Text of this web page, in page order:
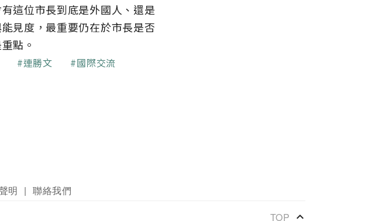
這位市長到底是外國人、還是
見度，最重要仍在於市長是否
點。
連勝文 國際交流
明 聯絡我們
TOP keyboard_arrow_up